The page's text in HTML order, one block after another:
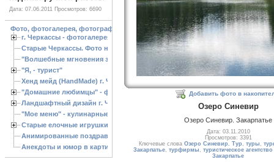
Дата: 07.06.2011 Просмотров: 6690
Фото, фотогалерея, фотографии Черкассы, зоопарк, ландшафтный дизайн.
г. Черкассы - фотогалерея
Старые Черкассы. Фото начало ХХ ст.
"Волшебные мгновения зимы"
"Я, - турист"
Хенд мейд (HandMade) г. Черкассы, - изделия ручной работы
"Домашние любимцы" - фото
Ландшафтный дизайн г. Черкассы
"Мое меню" - кулинарные рецепты
Старые елочные игрушки
Анимированные поздравления с Новым 2013 годом
Анекдоты и юмор в картинках
Добавить фото в
Озеро Синевир
Озеро Синевир. Закарпатье
Дата: 03.11.2010
Просмотров: 3391
Ключевые слова Озеро Синевир. Tур , туры ,
Закарпатье, турфирмы , туристическое
Закарпатье